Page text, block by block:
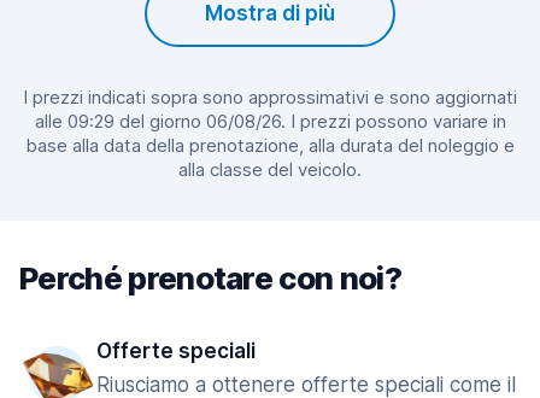
Mostra di più
I prezzi indicati sopra sono approssimativi e sono aggiornati
alle 09:29 del giorno 06/08/26. I prezzi possono variare in
base alla data della prenotazione, alla durata del noleggio e
alla classe del veicolo.
Perché prenotare con noi?
Offerte speciali
Riusciamo a ottenere offerte speciali come il